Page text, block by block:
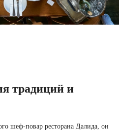
традиций и
шеф-повар ресторана Далида, он